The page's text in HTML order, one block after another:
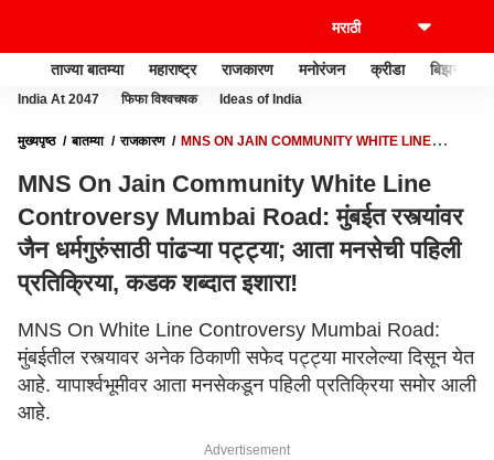
ताज्या बातम्या महाराष्ट्र राजकारण मनोरंजन क्रीडा बिझनेस
India At 2047 फिफा विश्वचषक Ideas of India
मुख्यपृष्ठ बातम्या राजकारण
MNS ON JAIN COMMUNITY WHITE LINE
मनसेची पहिली प्रतिक्रिया, कडक शब्दात इशारा!
MNS On Jain Community White Line
Controversy Mumbai Road: मुंबईत रस्त्यांवर
जैन धर्मगुरुंसाठी पांढऱ्या पट्ट्या; आता मनसेची पहिली
प्रतिक्रिया, कडक शब्दात इशारा!
MNS On White Line Controversy Mumbai Road:
मुंबईतील रस्त्यावर अनेक ठिकाणी सफेद पट्ट्या मारलेल्या दिसून येत
आहे. यापार्श्वभूमीवर आता मनसेकडून पहिली प्रतिक्रिया समोर आली
आहे.
Advertisement